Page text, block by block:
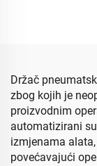
Držač
zbog kojih je
proizvodnim
automatizirani
izmjenama
povećavajući